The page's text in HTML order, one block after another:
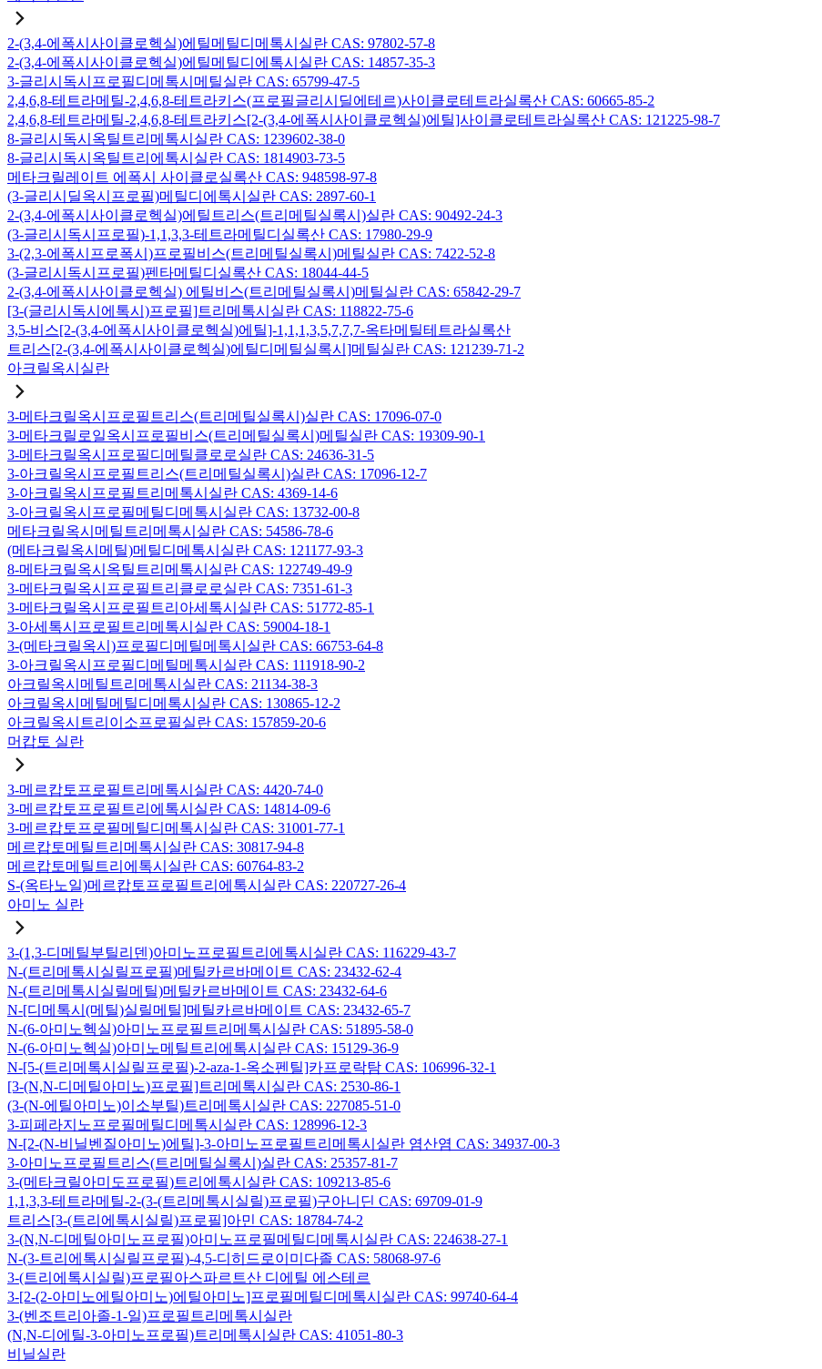
2-(3,4-에폭시사이클로헥실)에틸메틸디메톡시실란 CAS: 97802-57-8
2-(3,4-에폭시사이클로헥실)에틸메틸디에톡시실란 CAS: 14857-35-3
3-글리시독시프로필디메톡시메틸실란 CAS: 65799-47-5
2,4,6,8-테트라메틸-2,4,6,8-테트라키스(프로필글리시딜에테르)사이클로테트라실록산 CAS: 60665-85-2
2,4,6,8-테트라메틸-2,4,6,8-테트라키스[2-(3,4-에폭시사이클로헥실)에틸]사이클로테트라실록산 CAS: 121225-98-7
8-글리시독시옥틸트리메톡시실란 CAS: 1239602-38-0
8-글리시독시옥틸트리에톡시실란 CAS: 1814903-73-5
메타크릴레이트 에폭시 사이클로실록산 CAS: 948598-97-8
(3-글리시딜옥시프로필)메틸디에톡시실란 CAS: 2897-60-1
2-(3,4-에폭시사이클로헥실)에틸트리스(트리메틸실록시)실란 CAS: 90492-24-3
(3-글리시독시프로필)-1,1,3,3-테트라메틸디실록산 CAS: 17980-29-9
3-(2,3-에폭시프로폭시)프로필비스(트리메틸실록시)메틸실란 CAS: 7422-52-8
(3-글리시독시프로필)펜타메틸디실록산 CAS: 18044-44-5
2-(3,4-에폭시사이클로헥실) 에틸비스(트리메틸실록시)메틸실란 CAS: 65842-29-7
[3-(글리시독시에톡시)프로필]트리메톡시실란 CAS: 118822-75-6
3,5-비스[2-(3,4-에폭시사이클로헥실)에틸]-1,1,1,3,5,7,7,7-옥타메틸테트라실록산
트리스[2-(3,4-에폭시사이클로헥실)에틸디메틸실록시]메틸실란 CAS: 121239-71-2
아크릴옥시실란
3-메타크릴옥시프로필트리스(트리메틸실록시)실란 CAS: 17096-07-0
3-메타크릴로일옥시프로필비스(트리메틸실록시)메틸실란 CAS: 19309-90-1
3-메타크릴옥시프로필디메틸클로로실란 CAS: 24636-31-5
3-아크릴옥시프로필트리스(트리메틸실록시)실란 CAS: 17096-12-7
3-아크릴옥시프로필트리메톡시실란 CAS: 4369-14-6
3-아크릴옥시프로필메틸디메톡시실란 CAS: 13732-00-8
메타크릴옥시메틸트리메톡시실란 CAS: 54586-78-6
(메타크릴옥시메틸)메틸디메톡시실란 CAS: 121177-93-3
8-메타크릴옥시옥틸트리메톡시실란 CAS: 122749-49-9
3-메타크릴옥시프로필트리클로로실란 CAS: 7351-61-3
3-메타크릴옥시프로필트리아세톡시실란 CAS: 51772-85-1
3-아세톡시프로필트리메톡시실란 CAS: 59004-18-1
3-(메타크릴옥시)프로필디메틸메톡시실란 CAS: 66753-64-8
3-아크릴옥시프로필디메틸메톡시실란 CAS: 111918-90-2
아크릴옥시메틸트리메톡시실란 CAS: 21134-38-3
아크릴옥시메틸메틸디메톡시실란 CAS: 130865-12-2
아크릴옥시트리이소프로필실란 CAS: 157859-20-6
머캅토 실란
3-메르캅토프로필트리메톡시실란 CAS: 4420-74-0
3-메르캅토프로필트리에톡시실란 CAS: 14814-09-6
3-메르캅토프로필메틸디메톡시실란 CAS: 31001-77-1
메르캅토메틸트리메톡시실란 CAS: 30817-94-8
메르캅토메틸트리에톡시실란 CAS: 60764-83-2
S-(옥타노일)메르캅토프로필트리에톡시실란 CAS: 220727-26-4
아미노 실란
3-(1,3-디메틸부틸리덴)아미노프로필트리에톡시실란 CAS: 116229-43-7
N-(트리메톡시실릴프로필)메틸카르바메이트 CAS: 23432-62-4
N-(트리메톡시실릴메틸)메틸카르바메이트 CAS: 23432-64-6
N-[디메톡시(메틸)실릴메틸]메틸카르바메이트 CAS: 23432-65-7
N-(6-아미노헥실)아미노프로필트리메톡시실란 CAS: 51895-58-0
N-(6-아미노헥실)아미노메틸트리에톡시실란 CAS: 15129-36-9
N-[5-(트리메톡시실릴프로필)-2-aza-1-옥소펜틸]카프로락탐 CAS: 106996-32-1
[3-(N,N-디메틸아미노)프로필]트리메톡시실란 CAS: 2530-86-1
(3-(N-에틸아미노)이소부틸)트리메톡시실란 CAS: 227085-51-0
3-피페라지노프로필메틸디메톡시실란 CAS: 128996-12-3
N-[2-(N-비닐벤질아미노)에틸]-3-아미노프로필트리메톡시실란 염산염 CAS: 34937-00-3
3-아미노프로필트리스(트리메틸실록시)실란 CAS: 25357-81-7
3-(메타크릴아미도프로필)트리에톡시실란 CAS: 109213-85-6
1,1,3,3-테트라메틸-2-(3-(트리메톡시실릴)프로필)구아니딘 CAS: 69709-01-9
트리스[3-(트리에톡시실릴)프로필]아민 CAS: 18784-74-2
3-(N,N-디메틸아미노프로필)아미노프로필메틸디메톡시실란 CAS: 224638-27-1
N-(3-트리에톡시실릴프로필)-4,5-디히드로이미다졸 CAS: 58068-97-6
3-(트리에톡시실릴)프로필아스파르트산 디에틸 에스테르
3-[2-(2-아미노에틸아미노)에틸아미노]프로필메틸디메톡시실란 CAS: 99740-64-4
3-(벤조트리아졸-1-일)프로필트리메톡시실란
(N,N-디에틸-3-아미노프로필)트리메톡시실란 CAS: 41051-80-3
비닐실란